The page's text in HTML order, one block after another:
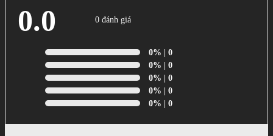
0.0 0 đánh giá
0% | 0
0% | 0
0% | 0
0% | 0
0% | 0